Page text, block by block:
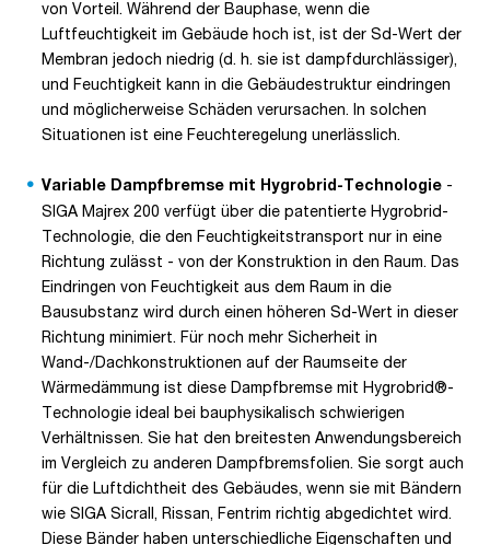
von Vorteil. Während der Bauphase, wenn die
Luftfeuchtigkeit im Gebäude hoch ist, ist der Sd-Wert der
Membran jedoch niedrig (d. h. sie ist dampfdurchlässiger),
und Feuchtigkeit kann in die Gebäudestruktur eindringen
und möglicherweise Schäden verursachen. In solchen
Situationen ist eine Feuchteregelung unerlässlich.
Variable Dampfbremse mit Hygrobrid-Technologie -
SIGA Majrex 200 verfügt über die patentierte Hygrobrid-
Technologie, die den Feuchtigkeitstransport nur in eine
Richtung zulässt - von der Konstruktion in den Raum. Das
Eindringen von Feuchtigkeit aus dem Raum in die
Bausubstanz wird durch einen höheren Sd-Wert in dieser
Richtung minimiert. Für noch mehr Sicherheit in
Wand-/Dachkonstruktionen auf der Raumseite der
Wärmedämmung ist diese Dampfbremse mit Hygrobrid®-
Technologie ideal bei bauphysikalisch schwierigen
Verhältnissen. Sie hat den breitesten Anwendungsbereich
im Vergleich zu anderen Dampfbremsfolien. Sie sorgt auch
für die Luftdichtheit des Gebäudes, wenn sie mit Bändern
wie SIGA Sicrall, Rissan, Fentrim richtig abgedichtet wird.
Diese Bänder haben unterschiedliche Eigenschaften und